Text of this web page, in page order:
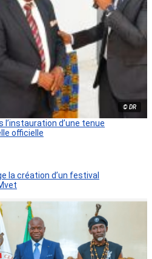
© DR
l’instauration d’une tenue
officielle
la création d’un festival